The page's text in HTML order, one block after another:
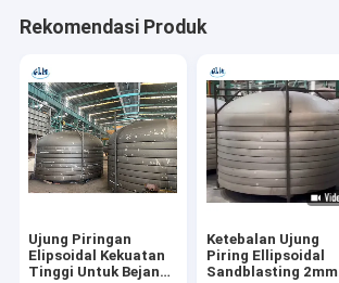
Rekomendasi Produk
Ujung Piringan
Elipsoidal Kekuatan
Tinggi Untuk Bejana
Ketebalan Ujung
Piring Ellipsoidal
Sandblasting 2mm